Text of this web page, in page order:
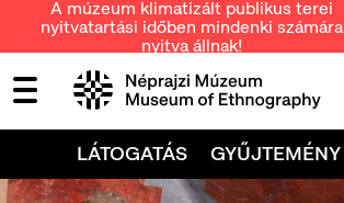
A múzeum klimatizált publikus terei
nyitvatartási időben mindenki számára
nyitva állnak!
LÁTOGATÁS GYŰJTEMÉNY